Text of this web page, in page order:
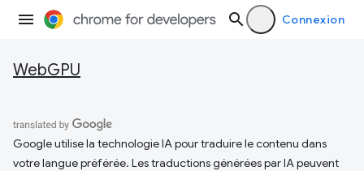
Connexion
WebGPU
Google utilise la technologie IA pour traduire le contenu dans
votre langue préférée. Les traductions générées par IA peuvent